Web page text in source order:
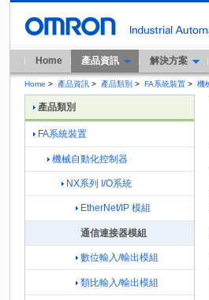
Home 產品資訊 解決方案
Home > 產品資訊 > 產品類別 > FA系統裝置 > 機
產品類別
FA系統裝置
機械自動化控制器
NX系列 I/O系統
EtherNet/IP 模組
通信連接器模組
數位輸入/輸出模組
類比輸入/輸出模組